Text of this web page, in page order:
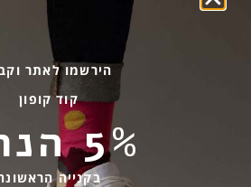
פקעות ובצלים
הבלוג
החלפות והחזרות
אספקה ומשלוחים
הירשמו לאתר
קוד קופון
5% הנחה
בקנייה